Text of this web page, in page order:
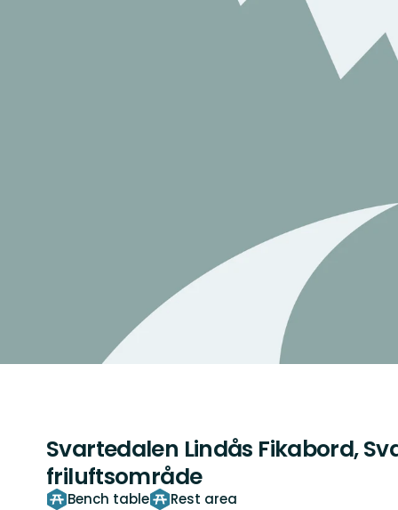
Svartedalen Lindås Fikabord,
friluftsområde
Bench table Rest area